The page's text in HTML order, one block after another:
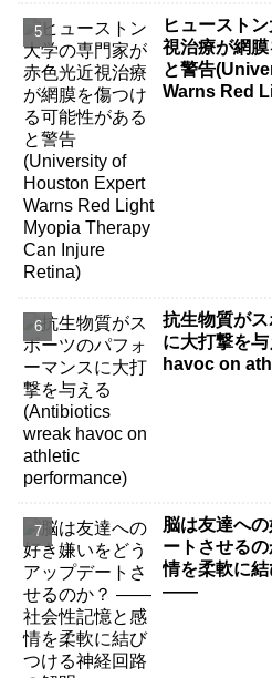
ヒュースト
視治療が網
と警告
Warns Red
抗生物質が
に大打撃を
havoc on
脳は友達へ
ートさせる
情を柔軟に
――